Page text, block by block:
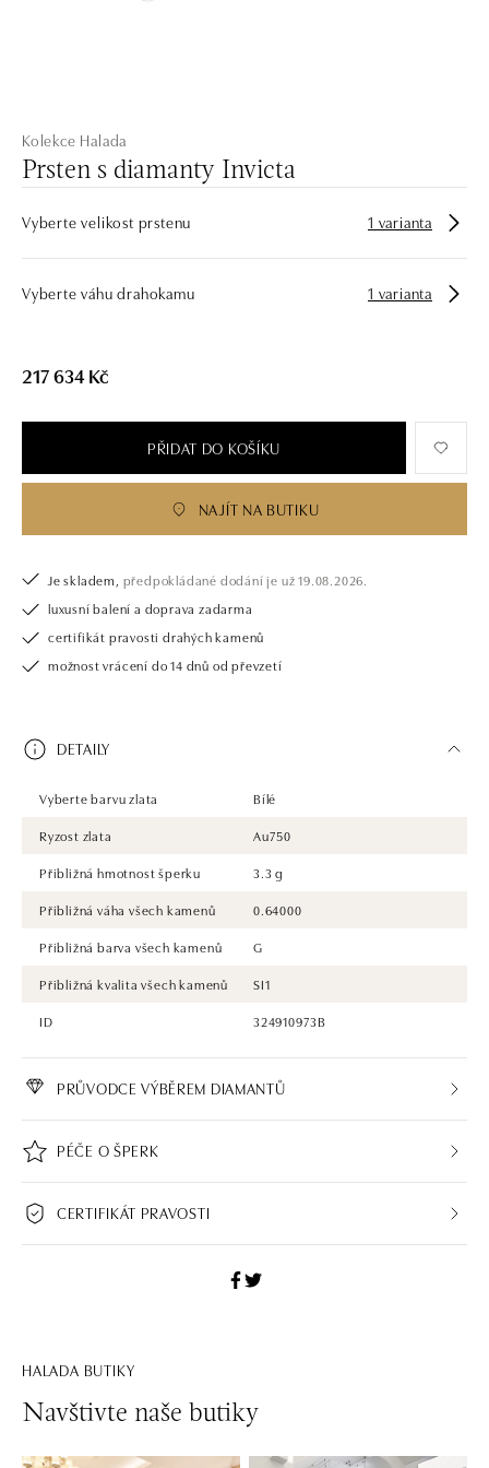
Kolekce Halada
Prsten s diamanty Invicta
Vyberte velikost prstenu 1 varianta
Vyberte váhu drahokamu 1 varianta
217 634 Kč
PŘIDAT DO KOŠÍKU
NAJÍT NA BUTIKU
Je skladem, předpokládané dodání je už 19.08.2026.
luxusní balení a doprava zadarma
certifikát pravosti drahých kamenů
možnost vrácení do 14 dnů od převzetí
DETAILY
Vyberte barvu zlata
Bílé
Ryzost zlata
Au750
Přibližná hmotnost šperku
3.3 g
Přibližná váha všech kamenů
0.64000
Přibližná barva všech kamenů
G
Přibližná kvalita všech kamenů
SI1
ID
324910973B
PRŮVODCE VÝBĚREM DIAMANTŮ
PÉČE O ŠPERK
CERTIFIKÁT PRAVOSTI
HALADA BUTIKY
Navštivte naše butiky